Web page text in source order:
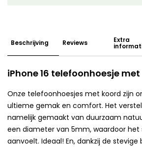
Beschrijving Reviews Extra
iPhone 16 telefoonhoesje
Onze telefoonhoesjes met koord zijn
ultieme gemak en comfort. Het
namelijk gemaakt van duurzaam
een diameter van 5mm, waardoor het
aanvoelt. Ideaal! En, dankzij de